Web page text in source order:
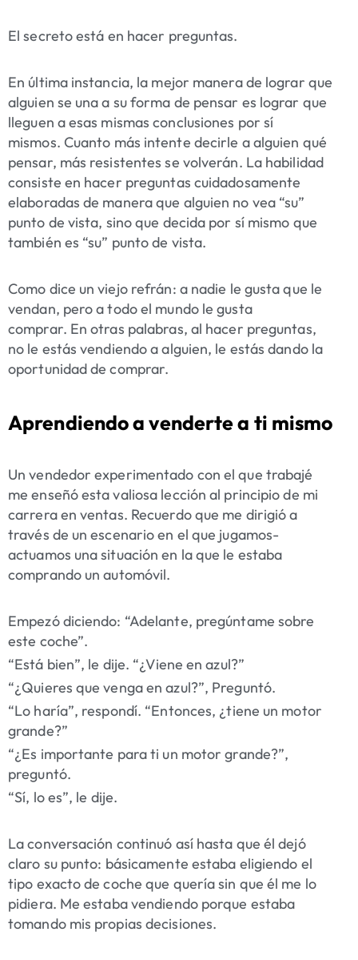
El secreto está en hacer preguntas.
En última instancia, la mejor manera de lograr que
alguien se una a su forma de pensar es lograr que
lleguen a esas mismas conclusiones por sí
mismos. Cuanto más intente decirle a alguien qué
pensar, más resistentes se volverán. La habilidad
consiste en hacer preguntas cuidadosamente
elaboradas de manera que alguien no vea “su”
punto de vista, sino que decida por sí mismo que
también es “su” punto de vista.
Como dice un viejo refrán: a nadie le gusta que le
vendan, pero a todo el mundo le gusta
comprar. En otras palabras, al hacer preguntas,
no le estás vendiendo a alguien, le estás dando la
oportunidad de comprar.
Aprendiendo a venderte a ti mismo
Un vendedor experimentado con el que trabajé
me enseñó esta valiosa lección al principio de mi
carrera en ventas. Recuerdo que me dirigió a
través de un escenario en el que jugamos-
actuamos una situación en la que le estaba
comprando un automóvil.
Empezó diciendo: “Adelante, pregúntame sobre
este coche”.
“Está bien”, le dije. “¿Viene en azul?”
“¿Quieres que venga en azul?”, Preguntó.
“Lo haría”, respondí. “Entonces, ¿tiene un motor
grande?”
“¿Es importante para ti un motor grande?”,
preguntó.
“Sí, lo es”, le dije.
La conversación continuó así hasta que él dejó
claro su punto: básicamente estaba eligiendo el
tipo exacto de coche que quería sin que él me lo
pidiera. Me estaba vendiendo porque estaba
tomando mis propias decisiones.